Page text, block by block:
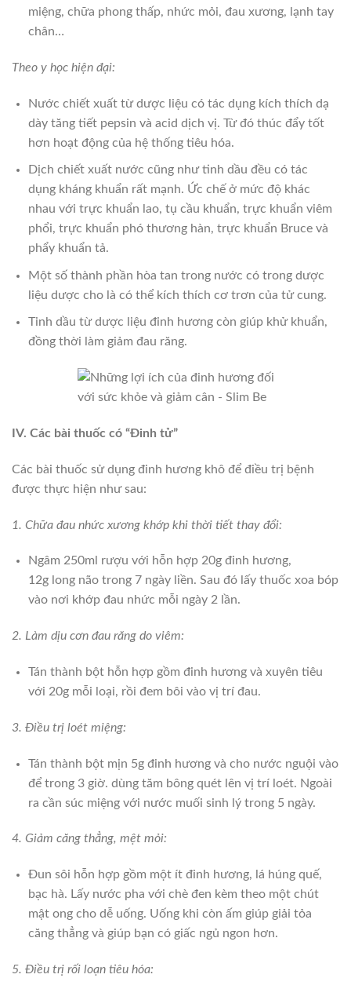
miệng, chữa phong thấp, nhức mỏi, đau xương, lạnh tay
chân…
Theo y học hiện đại:
Nước chiết xuất từ dược liệu có tác dụng kích thích dạ
dày tăng tiết pepsin và acid dịch vị. Từ đó thúc đẩy tốt
hơn hoạt động của hệ thống tiêu hóa.
Dịch chiết xuất nước cũng như tinh dầu đều có tác
dụng kháng khuẩn rất mạnh. Ức chế ở mức độ khác
nhau với trực khuẩn lao, tụ cầu khuẩn, trực khuẩn viêm
phổi, trực khuẩn phó thương hàn, trực khuẩn Bruce và
phẩy khuẩn tả.
Một số thành phần hòa tan trong nước có trong dược
liệu dược cho là có thể kích thích cơ trơn của tử cung.
Tinh dầu từ dược liệu đinh hương còn giúp khử khuẩn,
đồng thời làm giảm đau răng.
IV. Các bài thuốc có “Đinh tử”
Các bài thuốc sử dụng đinh hương khô để điều trị bệnh
được thực hiện như sau:
1. Chữa đau nhức xương khớp khi thời tiết thay đổi:
Ngâm 250ml rượu với hỗn hợp 20g đinh hương,
12g long não trong 7 ngày liền. Sau đó lấy thuốc xoa bóp
vào nơi khớp đau nhức mỗi ngày 2 lần.
2. Làm dịu cơn đau răng do viêm:
Tán thành bột hỗn hợp gồm đinh hương và xuyên tiêu
với 20g mỗi loại, rồi đem bôi vào vị trí đau.
3. Điều trị loét miệng:
Tán thành bột mịn 5g đinh hương và cho nước nguội vào
để trong 3 giờ. dùng tăm bông quét lên vị trí loét. Ngoài
ra cần súc miệng với nước muối sinh lý trong 5 ngày.
4. Giảm căng thẳng, mệt mỏi:
Đun sôi hỗn hợp gồm một ít đinh hương, lá húng quế,
bạc hà. Lấy nước pha với chè đen kèm theo một chút
mật ong cho dễ uống. Uống khi còn ấm giúp giải tỏa
căng thẳng và giúp bạn có giấc ngủ ngon hơn.
5. Điều trị rối loạn tiêu hóa: